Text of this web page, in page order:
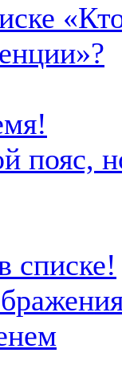
пояс,
списке!